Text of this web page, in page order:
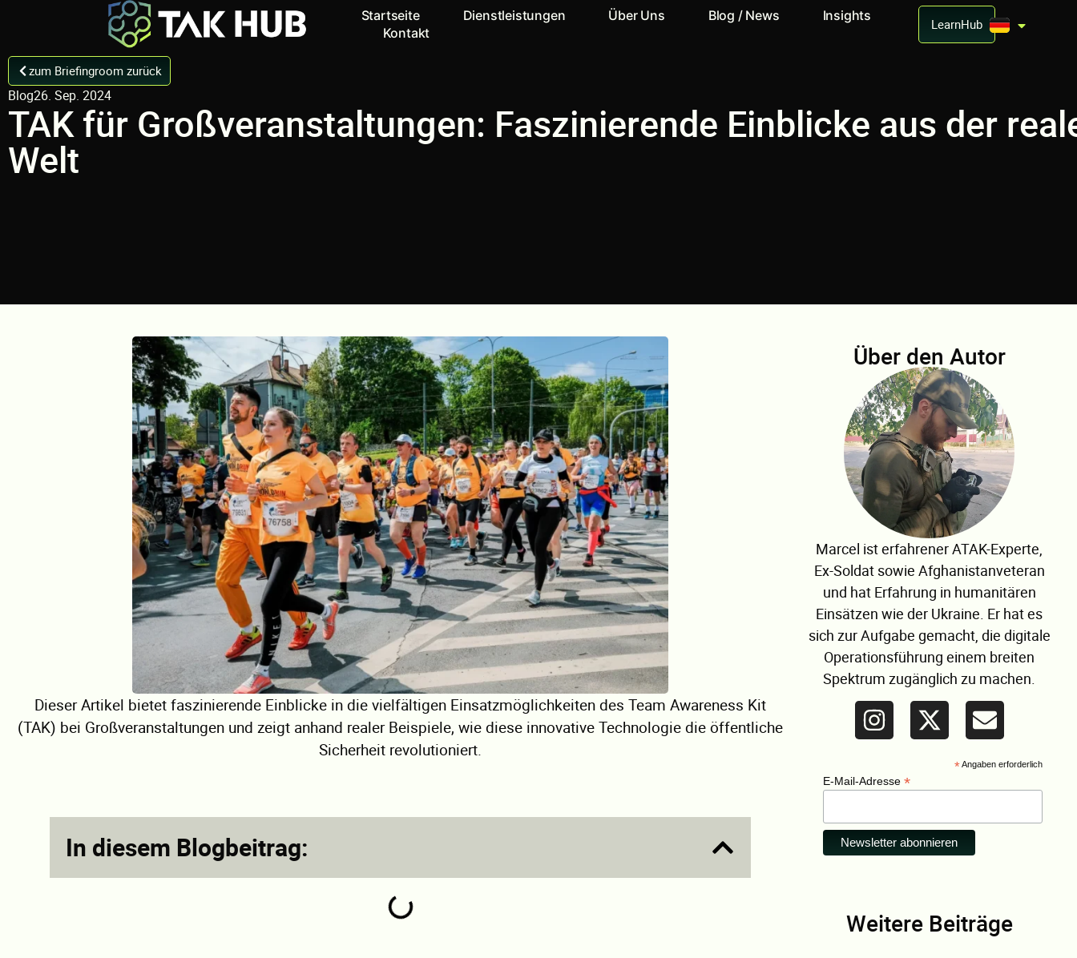
Startseite Dienstleistungen Über Uns Blog / News
Insights
Kontakt
LearnHub
zum Briefingroom zurück
Blog26. Sep. 2024
TAK für Großveranstaltungen: Faszinierende Einblicke aus der
Welt
Dieser Artikel bietet faszinierende Einblicke in die vielfältigen Einsatzmöglichkeiten des Team Awareness Kit
(TAK) bei Großveranstaltungen und zeigt anhand realer Beispiele, wie diese innovative Technologie die öffentliche
Sicherheit revolutioniert.
In diesem Blogbeitrag:
Über den Autor
Marcel ist erfahrener ATAK-Experte,
Ex-Soldat sowie Afghanistanveteran
und hat Erfahrung in humanitären
Einsätzen wie der Ukraine. Er hat es
sich zur Aufgabe gemacht, die digitale
Operationsführung einem breiten
Spektrum zugänglich zu machen.
*Angaben erforderlich
E-Mail-Adresse *
Weitere Beiträge